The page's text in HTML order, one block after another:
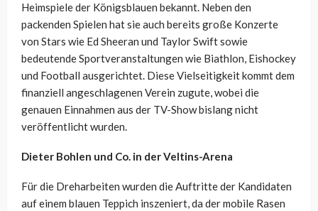
Heimspiele der Königsblauen bekannt. Neben den
packenden Spielen hat sie auch bereits große Konzerte
von Stars wie Ed Sheeran und Taylor Swift sowie
bedeutende Sportveranstaltungen wie Biathlon, Eishockey
und Football ausgerichtet. Diese Vielseitigkeit kommt dem
finanziell angeschlagenen Verein zugute, wobei die
genauen Einnahmen aus der TV-Show bislang nicht
veröffentlicht wurden.
Dieter Bohlen und Co. in der Veltins-Arena
Für die Dreharbeiten wurden die Auftritte der Kandidaten
auf einem blauen Teppich inszeniert, da der mobile Rasen